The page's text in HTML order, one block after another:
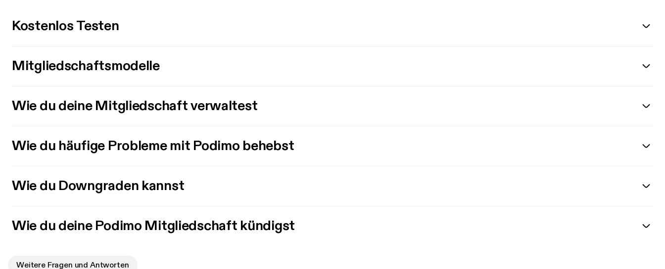
Kostenlos Testen
Mitgliedschaftsmodelle
Wie du deine Mitgliedschaft verwaltest
Wie du häufige Probleme mit Podimo behebst
Wie du Downgraden kannst
Wie du deine Podimo Mitgliedschaft kündigst
Weitere Fragen und Antworten